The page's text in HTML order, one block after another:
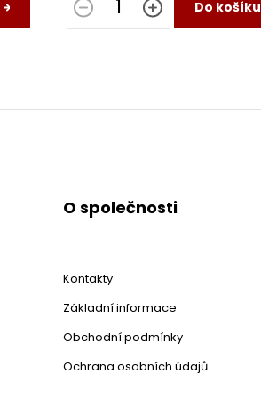
Do košíku
O společnosti
Kontakty
Základní informace
Obchodní podmínky
Ochrana osobních údajů